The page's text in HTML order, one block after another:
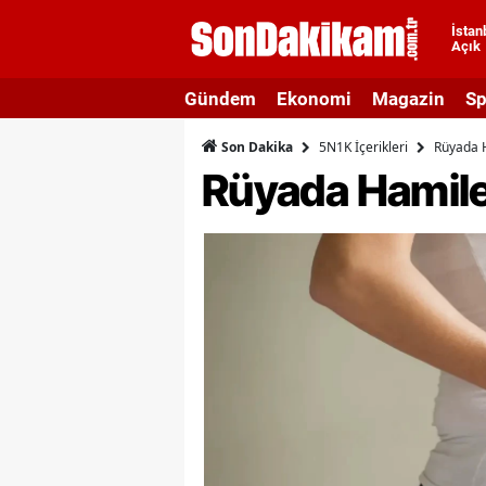
Açık
Gündem Ekonomi Magazin
Son Dakika 5N1K İçerikleri Rüyada
Rüyada